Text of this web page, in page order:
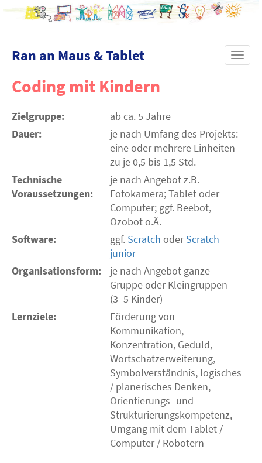
Ran an Maus & Tablet
Coding mit Kindern
Zielgruppe:
ab ca. 5 Jahre
Dauer:
je nach Umfang des Projekts:
eine oder mehrere Einheiten
zu je 0,5 bis 1,5 Std.
Technische
Voraussetzungen:
je nach Angebot z.B.
Fotokamera; Tablet oder
Computer; ggf. Beebot,
Ozobot o.Ä.
Software:
ggf. Scratch oderScratch
junior
Organisationsform:
je nach Angebot ganze
Gruppe oder Kleingruppen
(3–5 Kinder)
Lernziele:
Förderung von
Kommunikation,
Konzentration, Geduld,
Wortschatzerweiterung,
Symbolverständnis, logisches
/ planerisches Denken,
Orientierungs- und
Strukturierungskompetenz,
Umgang mit dem Tablet /
Computer / Robotern